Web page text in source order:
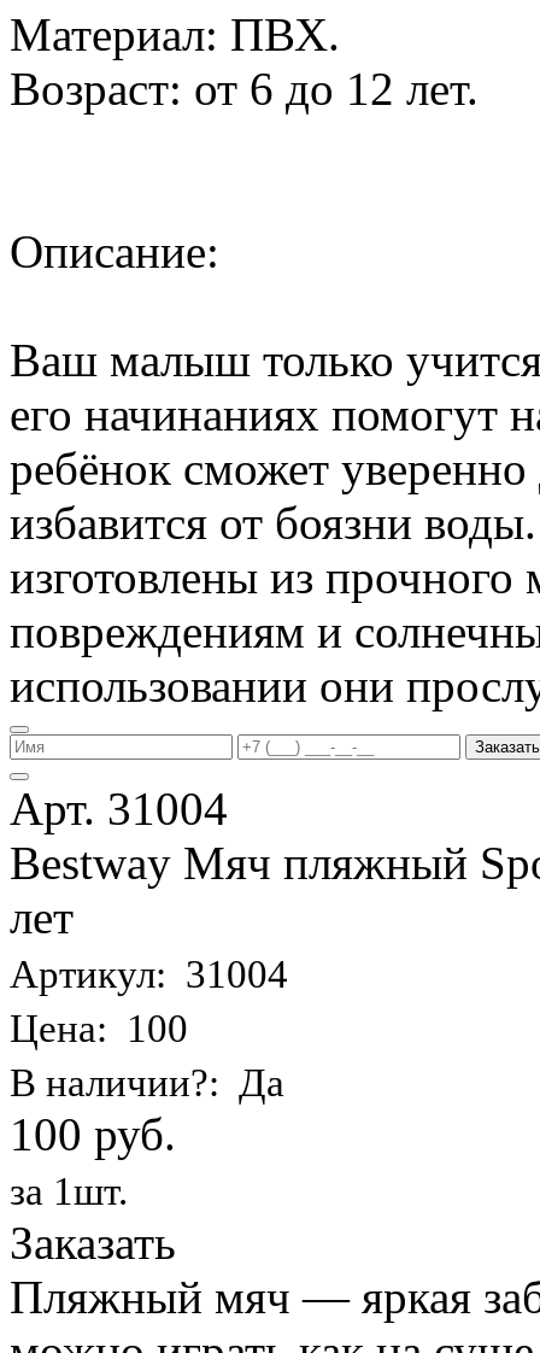
Материал: ПВХ.
Возраст: от 6 до 12 лет.
Описание:
Ваш малыш только
его начинаниях помогут
ребёнок сможет
избавится от боязни
изготовлены из
повреждениям и
использовании они
Заказать
Арт. 31004
Bestway Мяч пляжный
лет
Артикул: 31004
Цена: 100
В наличии?: Да
100 руб.
за 1шт.
Заказать
Пляжный мяч — яркая